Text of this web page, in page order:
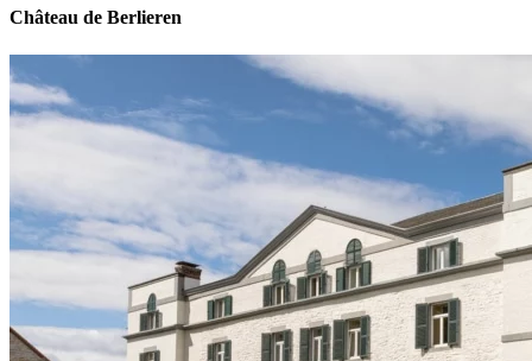
Château de Berlieren